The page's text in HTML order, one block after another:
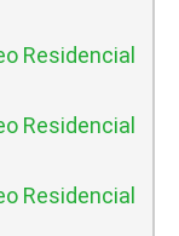
Residencial
Residencial
Residencial